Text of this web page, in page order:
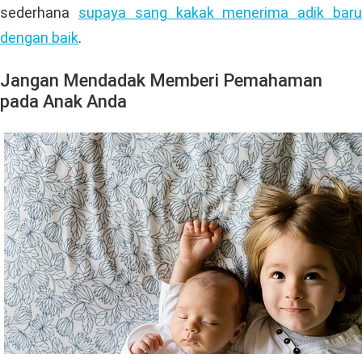
sederhana supaya sang kakak menerima adik baru
dengan baik.
Jangan Mendadak Memberi Pemahaman
pada Anak Anda